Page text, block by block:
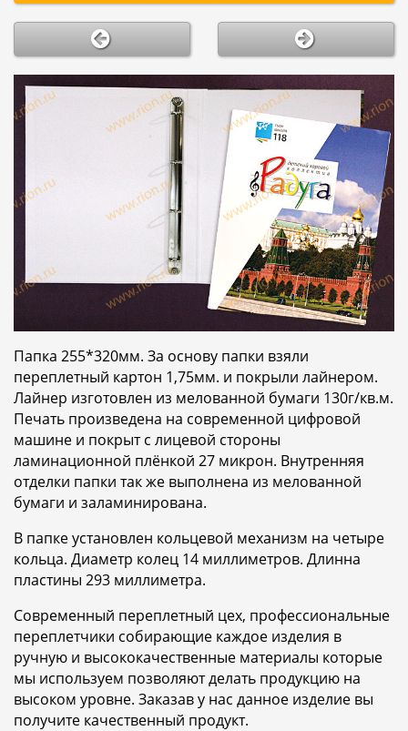
Папка 255*320мм. За основу папки взяли
переплетный картон 1,75мм. и покрыли лайнером.
Лайнер изготовлен из мелованной бумаги 130г/кв.м.
Печать произведена на современной цифровой
машине и покрыт с лицевой стороны
ламинационной плёнкой 27 микрон. Внутренняя
отделки папки так же выполнена из мелованной
бумаги и заламинирована.
В папке установлен кольцевой механизм на четыре
кольца. Диаметр колец 14 миллиметров. Длинна
пластины 293 миллиметра.
Современный переплетный цех, профессиональные
переплетчики собирающие каждое изделия в
ручную и высококачественные материалы которые
мы используем позволяют делать продукцию на
высоком уровне. Заказав у нас данное изделие вы
получите качественный продукт.